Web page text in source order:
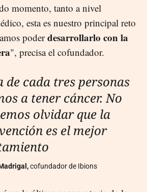
momento, tanto a nivel
esta es nuestro principal reto
poderdesarrollarlo con la
", precisa el cofundador.
de cada tres personas
a tener cáncer. No
olvidar que la
es el mejor
cofundador de Ibions